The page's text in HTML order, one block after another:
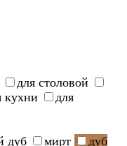
для столовой
кухни
для
дуб мирт
дуб